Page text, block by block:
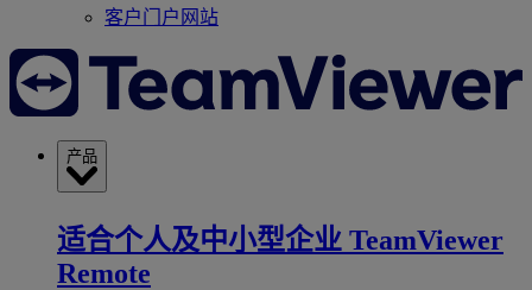
客户门户网站
产品
适合个人及中小型企业 TeamViewer
Remote